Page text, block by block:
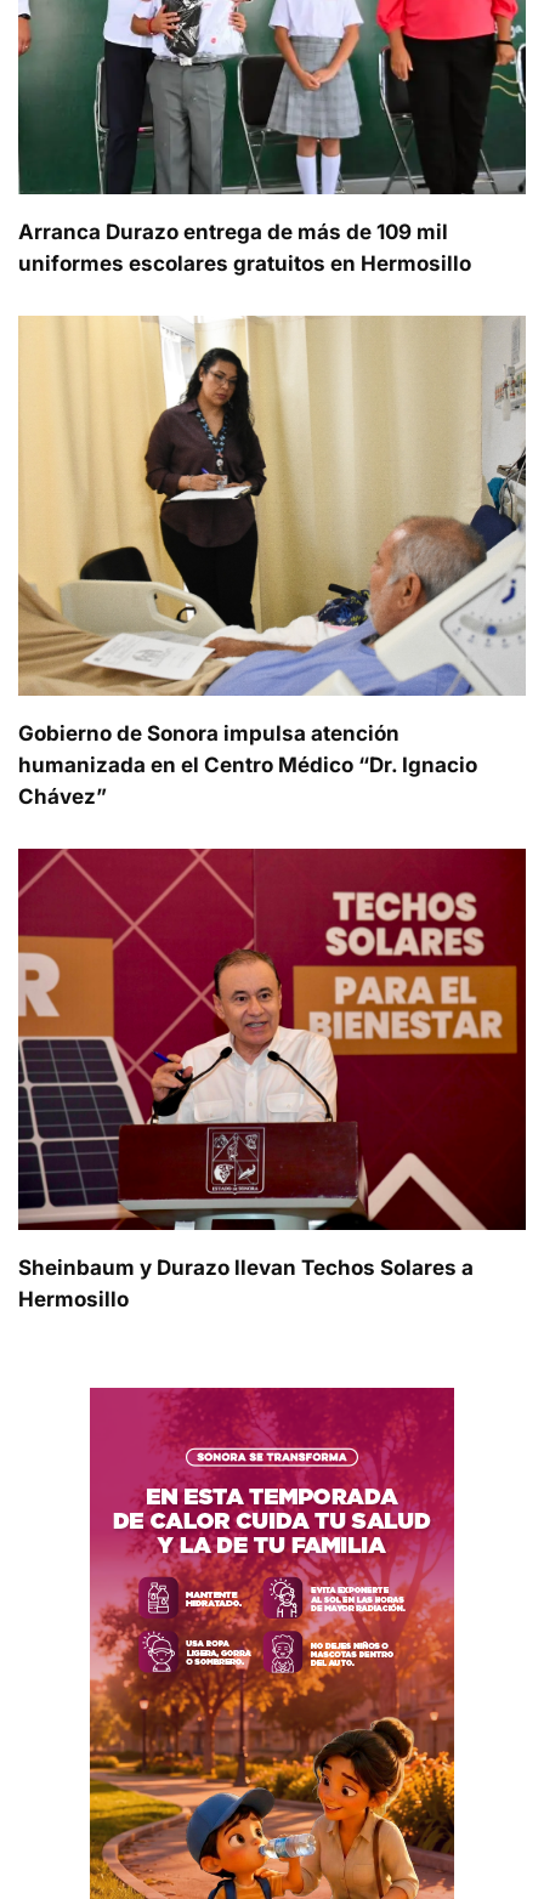
Arranca Durazo entrega de más de 109 mil
uniformes escolares gratuitos en Hermosillo
Gobierno de Sonora impulsa atención
humanizada en el Centro Médico “Dr. Ignacio
Chávez”
Sheinbaum y Durazo llevan Techos Solares a
Hermosillo